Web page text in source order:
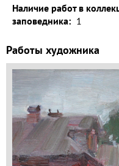
Наличие работ в
заповедника: 1
Работы художника